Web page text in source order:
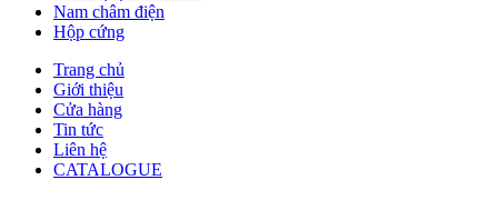
Nam châm điện
Hộp cứng
Trang chủ
Giới thiệu
Cửa hàng
Tin tức
Liên hệ
CATALOGUE